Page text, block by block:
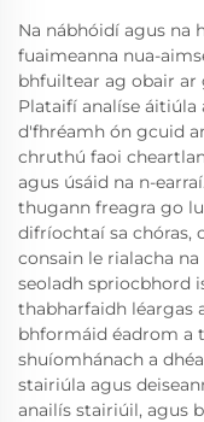
Na nábhóidí agus na
fuaimeanna nua-
bhfuiltear ag obair ar
Plataifí analíse
d'fhréamh ón gcuid
chruthú faoi
agus úsáid na n-
thugann freagra go
difríochtaí sa
consain le rialacha
seoladh spriocbhord
thabharfaidh léargas
bhformáid éadrom a
shuíomhánach a
stairiúla agus
anailís stairiúil, agus